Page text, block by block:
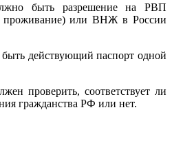
быть разрешение на РВП
проживание) или ВНЖ в России
действующий паспорт одной
проверить, соответствует ли
гражданства РФ или нет.